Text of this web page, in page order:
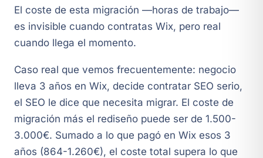
El coste de esta migración —horas de trabajo—
es invisible cuando contratas Wix, pero real
cuando llega el momento.
Caso real que vemos frecuentemente: negocio
lleva 3 años en Wix, decide contratar SEO serio,
el SEO le dice que necesita migrar. El coste de
migración más el rediseño puede ser de 1.500-
3.000€. Sumado a lo que pagó en Wix esos 3
años (864-1.260€), el coste total supera lo que